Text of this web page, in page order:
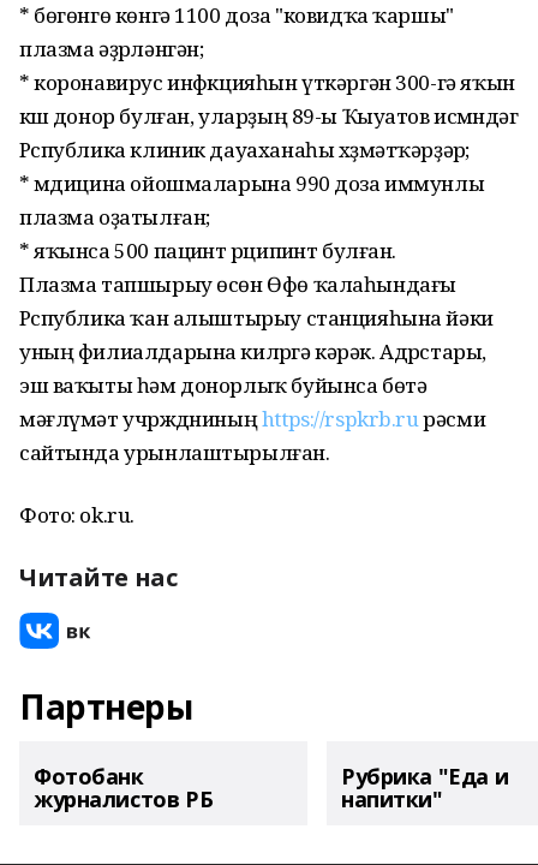
* бөгөнгө көнгә 1100 доза "ковидҡа ҡаршы"
плазма әҙҽрләнгән;
* коронавирус инфҽкцияһын үткәргән 300-гә яҡын
кҽшҽ донор булған, уларҙың 89-ы Ҡыуатов исҽмҽндәгҽ
Рҽспублика клиник дауаханаһы хҽҙмәтҡәрҙәрҽ;
* мҽдицина ойошмаларына 990 доза иммунлы
плазма оҙатылған;
* яҡынса 500 пациҽнт рҽципиҽнт булған.
Плазма тапшырыу өсөн Өфө ҡалаһындағы
Рҽспублика ҡан алыштырыу станцияһына йәки
уның филиалдарына килҽргә кәрәк. Адрҽстары,
эш ваҡыты һәм донорлыҡ буйынса бөтә
мәғлүмәт учрҽждҽниныңhttps://rspkrb.ruрәсми
сайтында урынлаштырылған.
Фото: ok.ru.
Читайте нас
Партнеры
Фотобанк
журналистов РБ
Рубрика "Еда и
напитки"